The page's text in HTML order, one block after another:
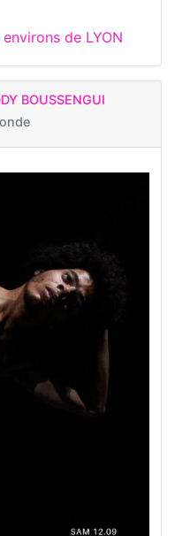
de LYON
BOUSSENGUI